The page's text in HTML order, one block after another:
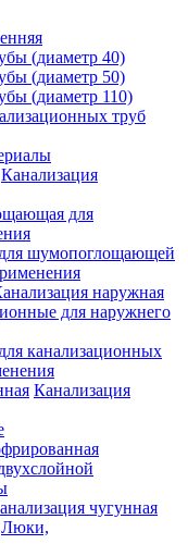
(диаметр 40)
(диаметр 50)
(диаметр 110)
труб
Канализация
для
шумопоглощающей
наружная
для наружнего
канализационных
Канализация
чугунная
Люки,